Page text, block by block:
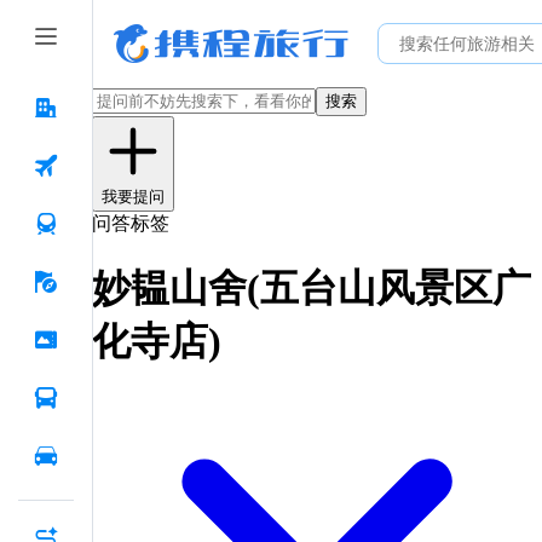
搜索
我要提问
问答标签
妙韫山舍(五台山风景区广
化寺店)